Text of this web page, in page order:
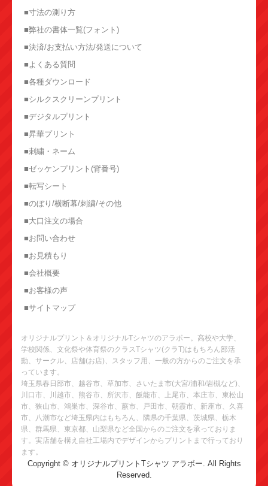
■寸法の測り方
■弊社の書体一覧(フォント)
■決済/お支払い方法/発送について
■よくある質問
■各種ダウンロード
■シルクスクリーンプリント
■デジタルプリント
■昇華プリント
■刺繍・ネーム
■ゼッケンプリント(背番号)
■転写シート
■のぼり/横断幕/刺繍/その他
■大口注文の場合
■お問い合わせ
■お見積もり
■会社概要
■お客様の声
■サイトマップ
オリジナルプリント＆オリジナルTシャツのアラボー。高校や大学、
学校関係、文化祭や体育祭のクラスTシャツ(クラT)はもちろん部活
動、サークル、店舗(お店)、スタッフ用、一般の方からのご注文を承
っています。
埼玉県春日部市、越谷市、草加市、さいたま市(大宮/浦和/岩槻など)、
川口市、川越市、熊谷市、所沢市、飯能市、上尾市、本庄市、東松山
市、狭山市、鴻巣市、深谷市、蕨市、戸田市、朝霞市、新座市、久喜
市、八潮市など埼玉県内はもちろん、隣県の千葉県、茨城県、栃木
県、群馬県、東京都、山梨県など全国からのご注文を承っておりま
す。実店舗を構え自社工場内でデザインからプリントまで行っており
ます。
Copyright © オリジナルプリントTシャツ アラボー. All Rights
Reserved.